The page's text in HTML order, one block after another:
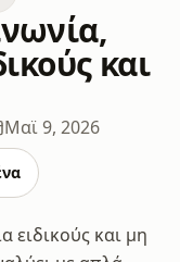
και
Μαϊ 9, 2026
ειδικούς και μη